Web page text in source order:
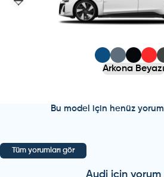
Previous slide
Next slide
Arkona Beyazı
Bu model için henüz yorum
Tüm yorumları gör
Audi için yorum